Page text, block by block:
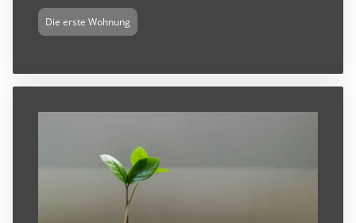
Die erste Wohnung